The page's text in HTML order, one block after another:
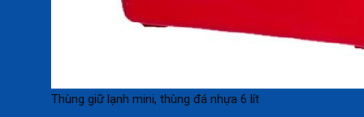
Thùng giữ lạnh mini, thùng đá nhựa 6 lít